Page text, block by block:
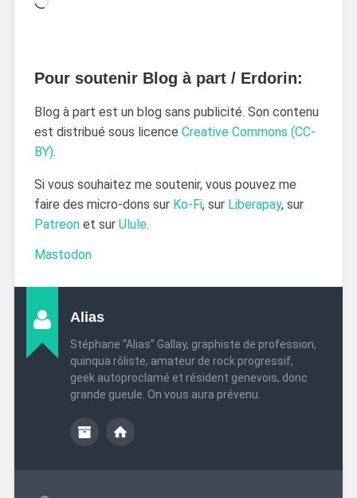
Pour soutenir Blog à part / Erdorin:
Blog à part est un blog sans publicité. Son contenu
est distribué sous licence Creative Commons (CC-
BY).
Si vous souhaitez me soutenir, vous pouvez me
faire des micro-dons sur Ko-Fi, sur Liberapay, sur
Patreonet sur Ulule.
Mastodon
Alias
Stéphane “Alias” Gallay, graphiste de profession,
quinqua rôliste, amateur de rock progressif,
geek autoproclamé et résident genevois, donc
grande gueule. On vous aura prévenu.